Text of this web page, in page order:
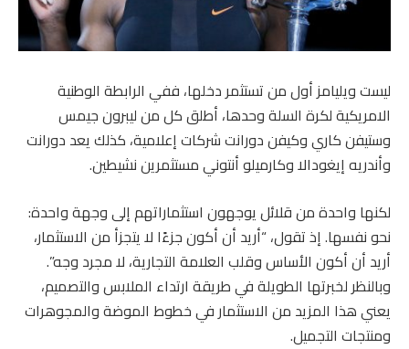
ليست ويليامز أول من تستثمر دخلها، ففي الرابطة الوطنية
الامريكية لكرة السلة وحدها، أطلق كل من ليبرون جيمس
وستيفن كاري وكيفن دورانت شركات إعلامية، كذلك يعد دورانت
وأندريه إيغودالا وكارميلو أنتوني مستثمرين نشيطين.
لكنها واحدة من قلائل يوجهون استثماراتهم إلى وجهة واحدة:
نحو نفسها. إذ تقول، “أريد أن أكون جزءًا لا يتجزأ من الاستثمار،
أريد أن أكون الأساس وقلب العلامة التجارية، لا مجرد وجه”.
وبالنظر لخبرتها الطويلة في طريقة ارتداء الملابس والتصميم،
يعني هذا المزيد من الاستثمار في خطوط الموضة والمجوهرات
ومنتجات التجميل.